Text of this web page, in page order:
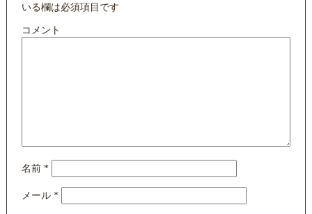
いる欄は必須項目です
コメント
名前*
メール*